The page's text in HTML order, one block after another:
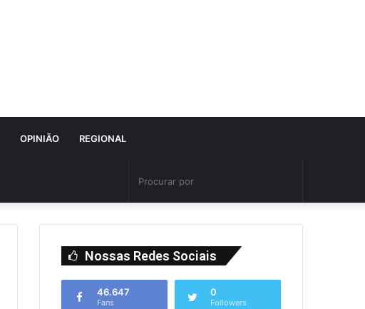
OPINIÃO REGIONAL
Nossas Redes Sociais
46.647
Fans
0
Followers